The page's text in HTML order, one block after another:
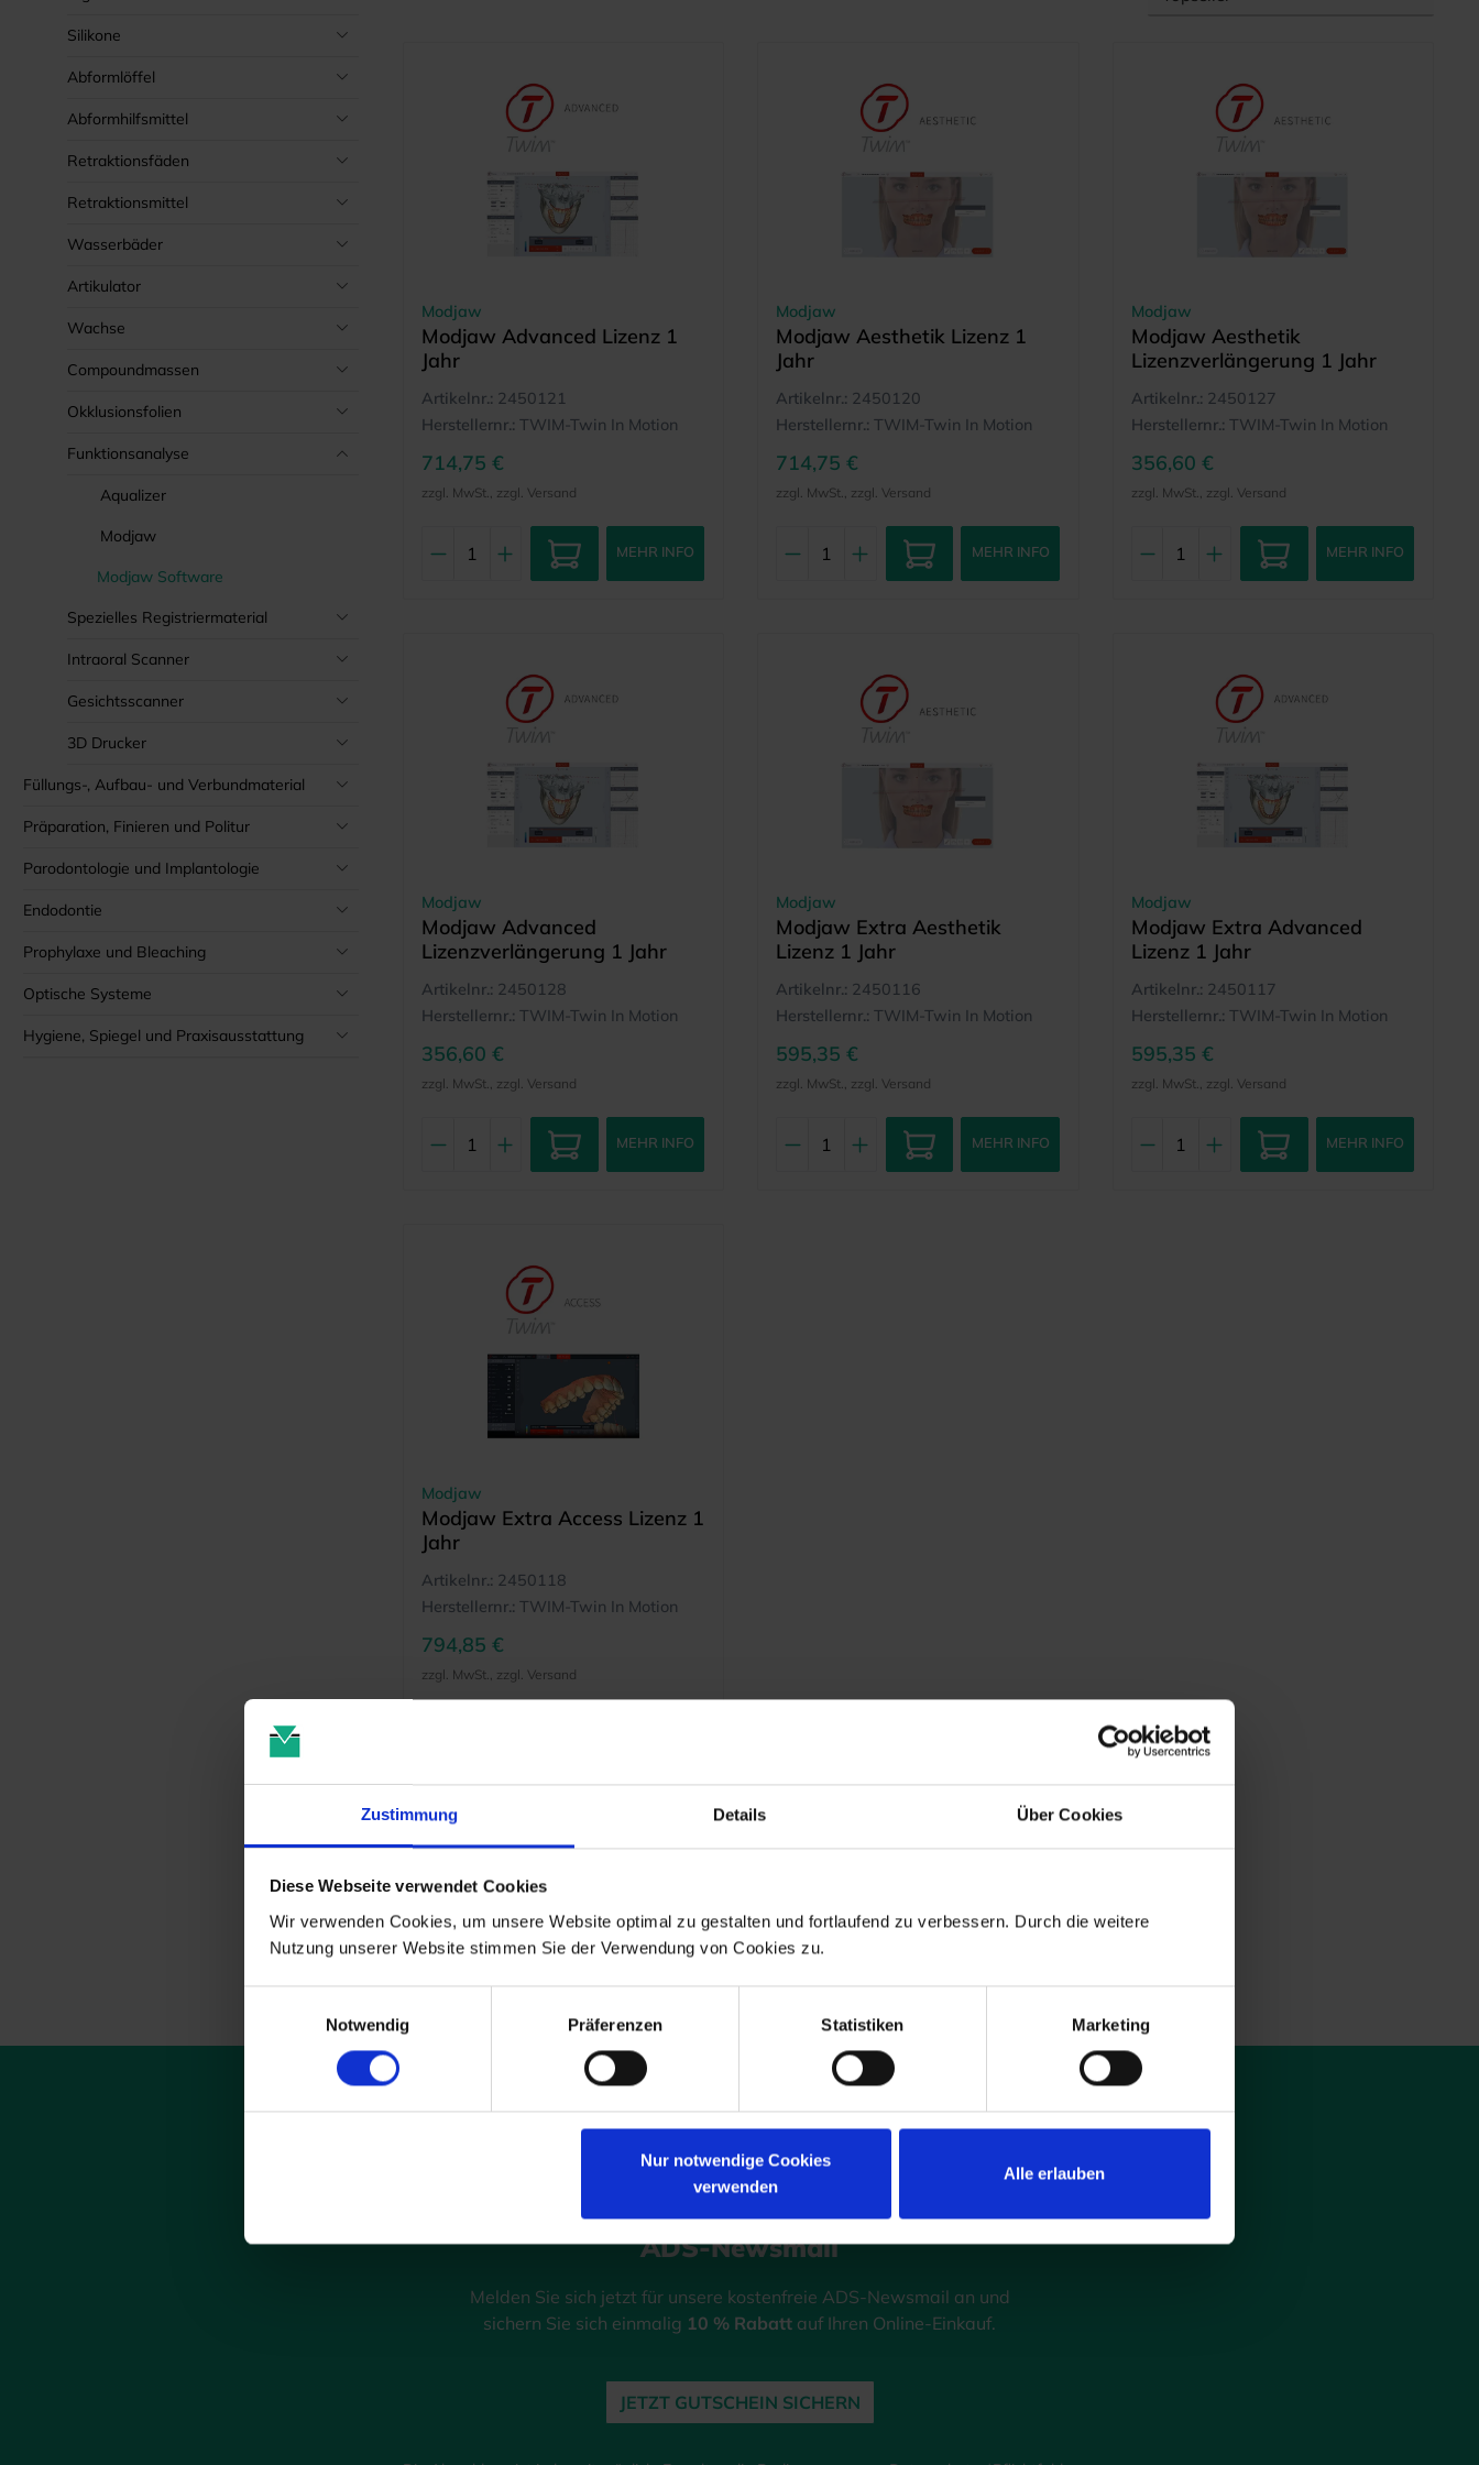
Zustimmung Details Über Cookies
Diese Webseite verwendet Cookies
Wir verwenden Cookies, um unsere Website optimal zu gestalten und fortlaufend zu verbessern. Durch die weitere
Nutzung unserer Website stimmen Sie der Verwendung von Cookies zu.
Notwendig
Präferenzen Statistiken Marketing
Nur notwendige Cookies
verwenden
Alle erlauben
Silikone
Abformlöffel
Abformhilfsmittel
Retraktionsfäden
Retraktionsmittel
Wasserbäder
Artikulator
Wachse
Compoundmassen
Okklusionsfolien
Funktionsanalyse
Aqualizer
Modjaw
Modjaw Software
Spezielles Registriermaterial
Intraoral Scanner
Gesichtsscanner
3D Drucker
Füllungs-, Aufbau- und Verbundmaterial
Präparation, Finieren und Politur
Parodontologie und Implantologie
Endodontie
Prophylaxe und Bleaching
Optische Systeme
Hygiene, Spiegel und Praxisausstattung
Modjaw
Modjaw Advanced Lizenz 1
Jahr
Artikelnr.: 2450121
Herstellernr.: TWIM-Twin In Motion
714,75 €
zzgl. MwSt., zzgl. Versand
MEHR INFO
Modjaw
Modjaw Aesthetik Lizenz 1
Jahr
Artikelnr.: 2450120
Herstellernr.: TWIM-Twin In Motion
714,75 €
zzgl. MwSt., zzgl. Versand
MEHR INFO
Modjaw
Modjaw Aesthetik
Lizenzverlängerung 1 Jahr
Artikelnr.: 2450127
Herstellernr.: TWIM-Twin In Motion
356,60 €
zzgl. MwSt., zzgl. Versand
MEHR INFO
Modjaw
Modjaw Advanced
Lizenzverlängerung 1 Jahr
Artikelnr.: 2450128
Herstellernr.: TWIM-Twin In Motion
356,60 €
zzgl. MwSt., zzgl. Versand
MEHR INFO
Modjaw
Modjaw Extra Aesthetik
Lizenz 1 Jahr
Artikelnr.: 2450116
Herstellernr.: TWIM-Twin In Motion
595,35 €
zzgl. MwSt., zzgl. Versand
MEHR INFO
Modjaw
Modjaw Extra Advanced
Lizenz 1 Jahr
Artikelnr.: 2450117
Herstellernr.: TWIM-Twin In Motion
595,35 €
zzgl. MwSt., zzgl. Versand
MEHR INFO
Modjaw
Modjaw Extra Access Lizenz 1
Jahr
Artikelnr.: 2450118
Herstellernr.: TWIM-Twin In Motion
794,85 €
zzgl. MwSt., zzgl. Versand
10 %
ADS-Newsmail
Melden Sie sich jetzt für unsere kostenfreie ADS-Newsmail an und
sichern Sie sich einmalig 10 % Rabatt auf Ihren Online-Einkauf.
JETZT GUTSCHEIN SICHERN